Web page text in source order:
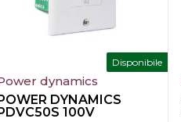
Disponibile
dynamics
DYNAMICS
100V